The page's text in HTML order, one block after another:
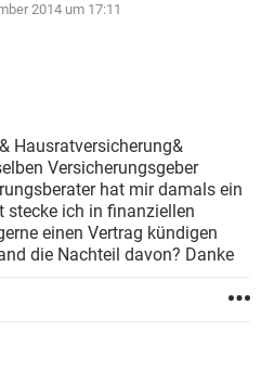
2014 um 17:11
Hausratversicherung&
Versicherungsgeber
hat mir damals ein
stecke ich in finanziellen
einen Vertrag kündigen
die Nachteil davon? Danke